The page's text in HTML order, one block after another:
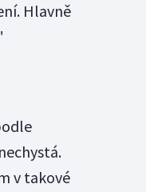
Hlavně
v takové